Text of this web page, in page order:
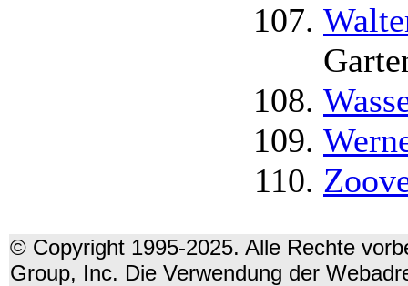
© Copyright 1995-2025. Alle Rechte
Group, Inc. Die Verwendung der